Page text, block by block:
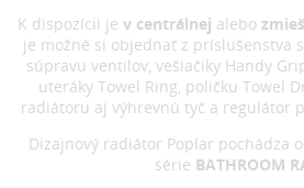
K dispozícii je v centrálnej alebo
je možné si objednať z príslušenstva
súpravu ventilov, vešiačiky Handy
uteráky Towel Ring, poličku Towel
radiátoru aj výhrevnú tyč a regulátor
Dizajnový radiátor Poplar pochádza
série BATHROOM